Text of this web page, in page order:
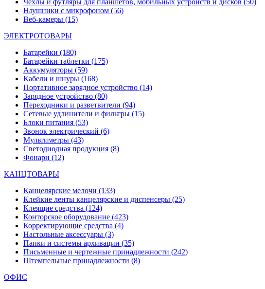
Чехлы и футляры для планшетов, мобильных устройств и дисков (50)
Наушники с микрофоном (56)
Веб-камеры (15)
ЭЛЕКТРОТОВАРЫ
Батарейки (180)
Батарейки таблетки (175)
Аккумуляторы (59)
Кабели и шнуры (168)
Портативное зарядное устройство (14)
Зарядное устройство (80)
Переходники и разветвители (94)
Сетевые удлинители и фильтры (15)
Блоки питания (53)
Звонок электрический (6)
Мультиметры (43)
Светодиодная продукция (8)
Фонари (12)
КАНЦТОВАРЫ
Канцелярские мелочи (133)
Клейкие ленты канцелярские и диспенсеры (25)
Клеящие средства (124)
Конторское оборудование (423)
Корректирующие средства (4)
Настольные аксессуары (3)
Папки и системы архивации (35)
Письменные и чертежные принадлежности (242)
Штемпельные принадлежности (8)
ОФИС